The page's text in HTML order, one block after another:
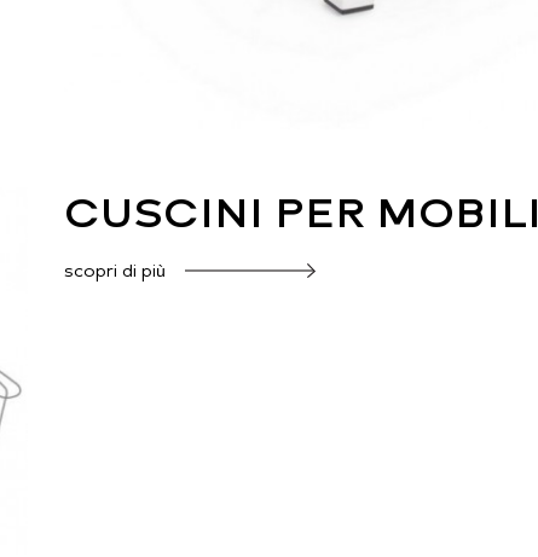
CUSCINI PER MOBILI
scopri di più